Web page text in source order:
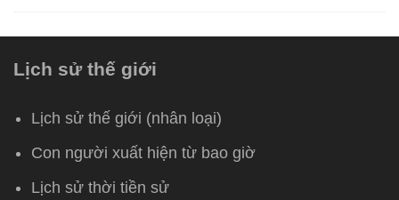
Lịch sử thế giới
Lịch sử thế giới (nhân loại)
Con người xuất hiện từ bao giờ
Lịch sử thời tiền sử